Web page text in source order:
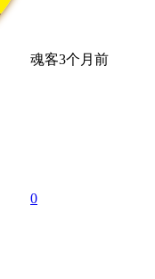
魂客3个月前
0